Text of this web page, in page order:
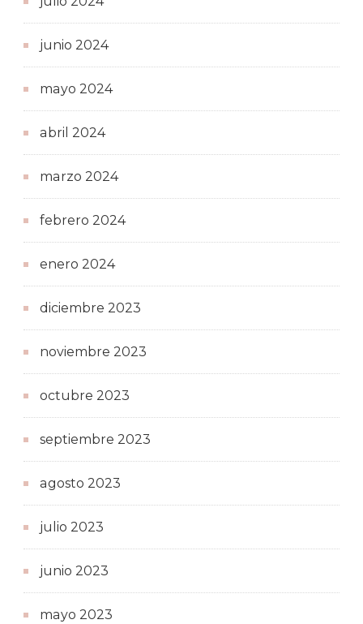
junio 2024
mayo 2024
abril 2024
marzo 2024
febrero 2024
enero 2024
diciembre 2023
noviembre 2023
octubre 2023
septiembre 2023
agosto 2023
julio 2023
junio 2023
mayo 2023